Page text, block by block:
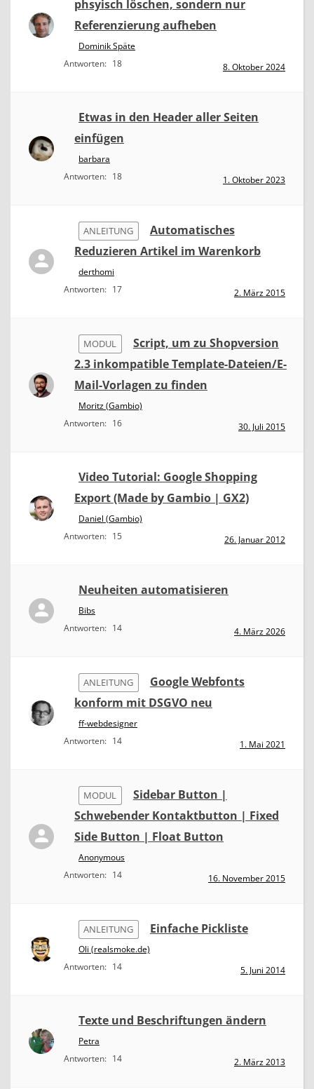
phsyisch löschen, sondern nur
Referenzierung aufheben
Dominik Späte
Antworten: 18 8. Oktober 2024
Etwas in den Header aller Seiten
einfügen
barbara
Antworten: 18 1. Oktober 2023
ANLEITUNG
Automatisches
Reduzieren Artikel im Warenkorb
derthomi
Antworten: 17 2. März 2015
MODUL
Script, um zu Shopversion
2.3 inkompatible Template-Dateien/E-
Mail-Vorlagen zu finden
Moritz (Gambio)
Antworten: 16 30. Juli 2015
Video Tutorial: Google Shopping
Export (Made by Gambio | GX2)
Daniel (Gambio)
Antworten: 15 26. Januar 2012
Neuheiten automatisieren
Bibs
Antworten: 14 4. März 2026
ANLEITUNG
Google Webfonts
konform mit DSGVO neu
ff-webdesigner
Antworten: 14 1. Mai 2021
MODUL
Sidebar Button |
Schwebender Kontaktbutton | Fixed
Side Button | Float Button
Anonymous
Antworten: 14 16. November 2015
ANLEITUNG Einfache Pickliste
Oli (realsmoke.de)
Antworten: 14 5. Juni 2014
Texte und Beschriftungen ändern
Petra
Antworten: 14 2. März 2013